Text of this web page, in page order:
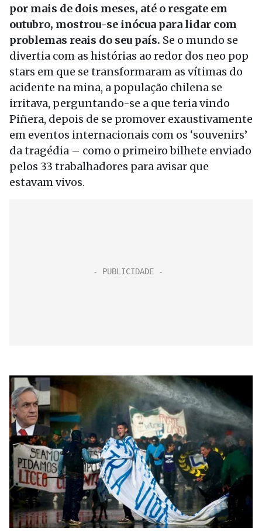
por mais de dois meses, até o resgate em
outubro, mostrou-se inócua para lidar com
problemas reais do seu país. Se o mundo se
divertia com as histórias ao redor dos neo pop
stars em que se transformaram as vítimas do
acidente na mina, a população chilena se
irritava, perguntando-se a que teria vindo
Piñera, depois de se promover exaustivamente
em eventos internacionais com os ‘souvenirs’
da tragédia – como o primeiro bilhete enviado
pelos 33 trabalhadores para avisar que
estavam vivos.